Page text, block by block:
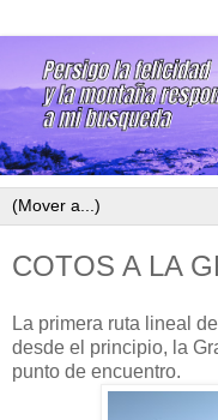
COTOS A LA
La primera ruta lineal
desde el principio, la
punto de encuentro.